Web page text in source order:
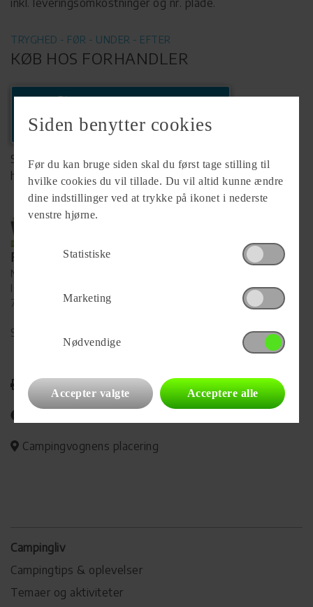
inkl. leveringsomkostninger og nr. plade.
TRYGHED - FØR - UNDER - EFTER
KØB HOS FORHANDLER
Ring
+45 75828422
Se komplet info på forhandlerens
hjemmeside
Forhandler
Ny Vejle Caravan A/S
Isabellahøj 6
7100 Vejle
Se alle
Udskriv
Campingvognens placering
Campingliv
Campingtips & oplevelser
Temaer og aktiviteter
Siden benytter cookies
Før du kan bruge siden skal du først tage stilling til
hvilke cookies du vil tillade. Du vil altid kunne ændre
dine indstillinger ved at trykke på ikonet i nederste
venstre hjørne.
Statistiske
Marketing
Nødvendige
Accepter valgte Acceptere alle